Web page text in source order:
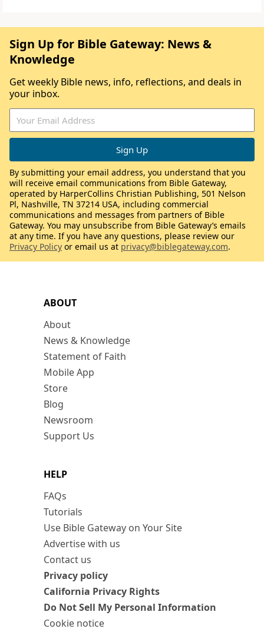
ABOUT
About
News & Knowledge
Statement of Faith
Mobile App
Store
Blog
Newsroom
Support Us
HELP
FAQs
Tutorials
Use Bible Gateway on Your Site
Advertise with us
Contact us
Privacy policy
California Privacy Rights
Do Not Sell My Personal Information
Cookie notice
Sign Up for Bible Gateway: News &
Knowledge
Get weekly Bible news, info, reflections, and deals in
your inbox.
By submitting your email address, you understand that you
will receive email communications from Bible Gateway,
operated by HarperCollins Christian Publishing, 501 Nelson
Pl, Nashville, TN 37214 USA, including commercial
communications and messages from partners of Bible
Gateway. You may unsubscribe from Bible Gateway’s emails
at any time. If you have any questions, please review our
Privacy Policy or email us at privacy@biblegateway.com.